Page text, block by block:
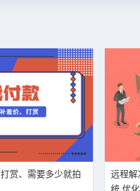
赏、需要多少就拍
远程解
统 优